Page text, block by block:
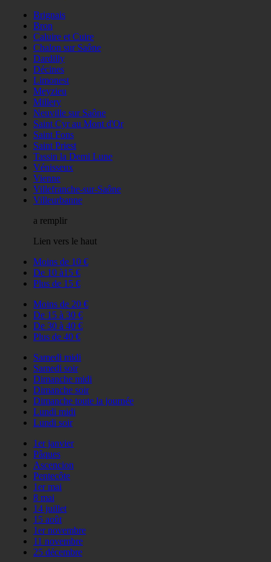
Brignais
Bron
Caluire et Cuire
Chalon sur Saône
Dardilly
Décines
Limonest
Meyzieu
Millery
Neuville sur Saône
Saint Cyr au Mont d'Or
Saint Fons
Saint Priest
Tassin la Demi Lune
Vénisseux
Vienne
Villefranche-sur-Saône
Villeurbanne
a remplir
Lien vers le haut
Moins de 10 €
De 10 à15 €
Plus de 15 €
Moins de 20 €
De 15 à 30 €
De 30 à 40 €
Plus de 40 €
Samedi midi
Samedi soir
Dimanche midi
Dimanche soir
Dimanche toute la journée
Lundi midi
Lundi soir
1er janvier
Pâques
Ascencion
Pentecôte
1er mai
8 mai
14 juillet
15 août
1er novembre
11 novembre
25 décembre